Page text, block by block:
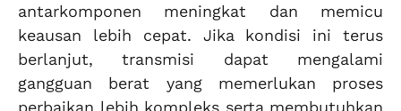
antarkomponen meningkat dan memicu
keausan lebih cepat. Jika kondisi ini terus
berlanjut, transmisi dapat mengalami
gangguan berat yang memerlukan proses
perbaikan lebih kompleks serta membutuhkan